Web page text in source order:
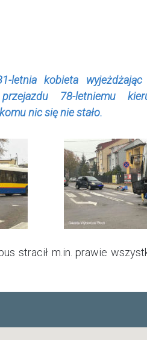
letnia kobieta
78-letniemu
nic się nie stało.
stracił m.in. prawie